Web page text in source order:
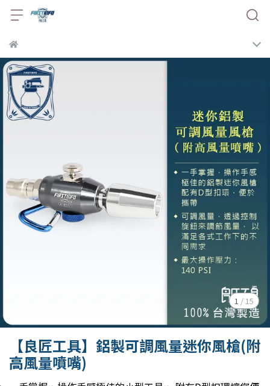
1 / 15
【良匠工具】鋁製可調風量迷你風槍(附
高風量噴嘴)